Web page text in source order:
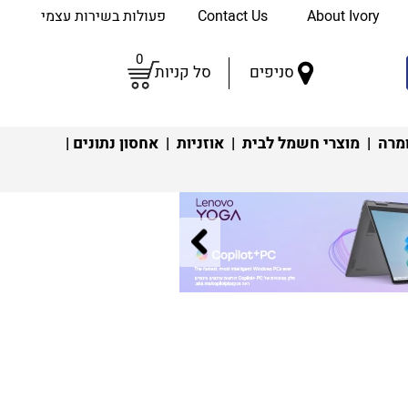
About Ivory פעולות בשירות עצמי
סניפים סל קניות
0
| מוצרי חשמל לבית | אוזניות | אחסון נתונים |